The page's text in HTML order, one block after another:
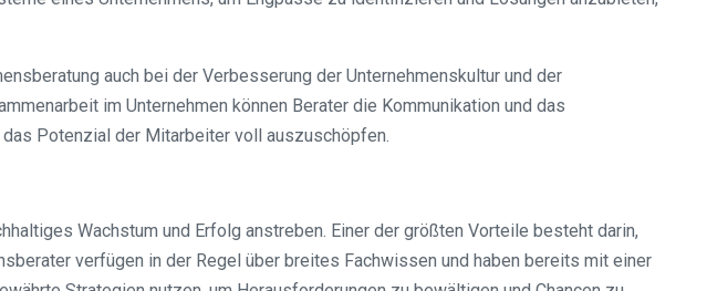
auch bei der Verbesserung der Unternehmenskultur und der
im Unternehmen können Berater die Kommunikation und das
Potenzial der Mitarbeiter voll auszuschöpfen.
Wachstum und Erfolg anstreben. Einer der größten Vorteile besteht darin,
verfügen in der Regel über breites Fachwissen und haben bereits mit einer